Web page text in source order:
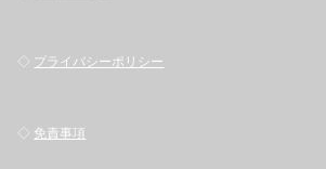
◇ プライバシーポリシー
◇ 免責事項